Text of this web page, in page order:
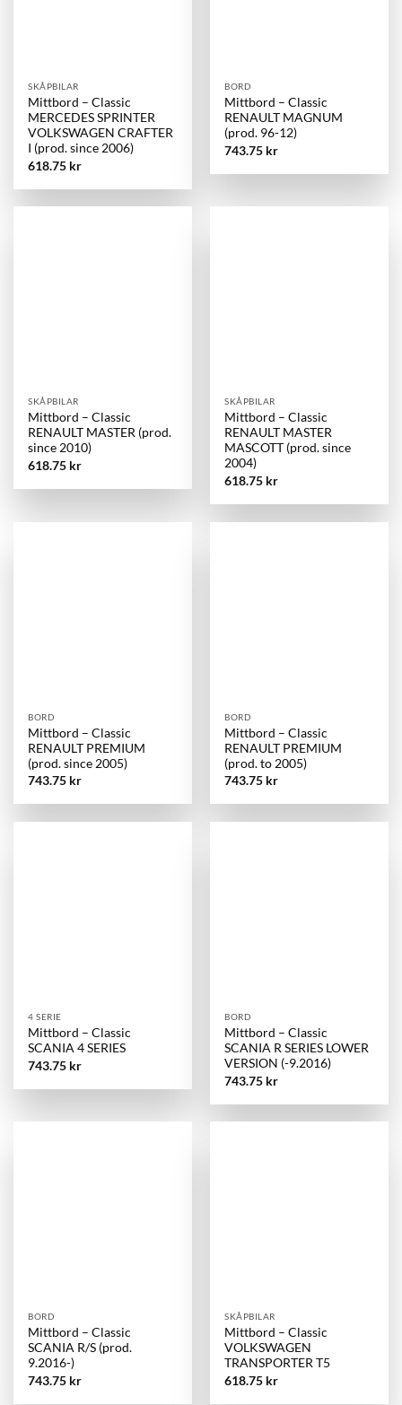
SKÅPBILAR
Mittbord – Classic
MERCEDES SPRINTER
VOLKSWAGEN CRAFTER
I (prod. since 2006)
618.75 kr
BORD
Mittbord – Classic
RENAULT MAGNUM
(prod. 96-12)
743.75 kr
SKÅPBILAR
Mittbord – Classic
RENAULT MASTER (prod.
since 2010)
618.75 kr
SKÅPBILAR
Mittbord – Classic
RENAULT MASTER
MASCOTT (prod. since
2004)
618.75 kr
BORD
Mittbord – Classic
RENAULT PREMIUM
(prod. since 2005)
743.75 kr
BORD
Mittbord – Classic
RENAULT PREMIUM
(prod. to 2005)
743.75 kr
4 SERIE
Mittbord – Classic
SCANIA 4 SERIES
743.75 kr
BORD
Mittbord – Classic
SCANIA R SERIES LOWER
VERSION (-9.2016)
743.75 kr
BORD
Mittbord – Classic
SCANIA R/S (prod.
9.2016-)
743.75 kr
SKÅPBILAR
Mittbord – Classic
VOLKSWAGEN
TRANSPORTER T5
618.75 kr